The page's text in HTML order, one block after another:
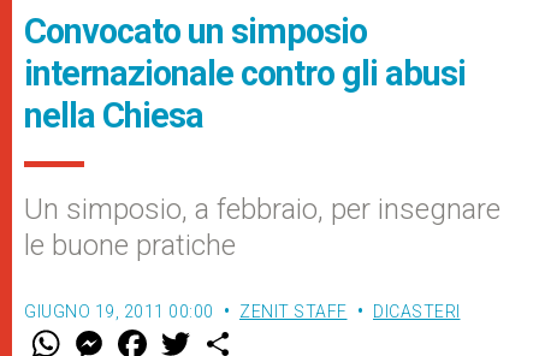
Convocato un simposio
internazionale contro gli abusi
nella Chiesa
Un simposio, a febbraio, per insegnare
le buone pratiche
GIUGNO 19, 2011 00:00 ZENIT STAFF DICASTERI
W M F